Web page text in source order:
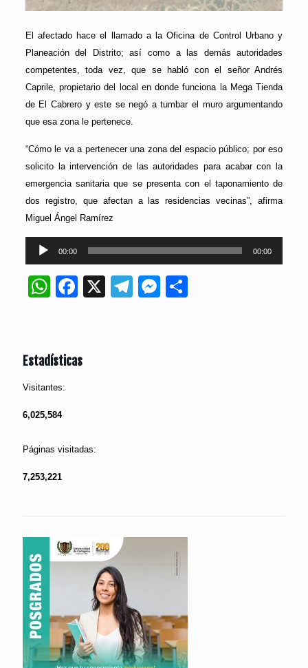
El afectado hace el llamado a la Oficina de Control Urbano y
Planeación del Distrito; así como a las demás autoridades
competentes, toda vez, que se habló con el señor Andrés
Caprile, propietario del local en donde funciona la Mega Tienda
de El Cabrero y este se negó a tumbar el muro argumentando
que esa zona le pertenece.
“Cómo le va a pertenecer una zona del espacio público; por eso
solicito la intervención de las autoridades para acabar con la
emergencia sanitaria que se presenta con el taponamiento de
dos registro, que afectan a las residencias vecinas”, afirma
Miguel Ángel Ramírez
Reproductor
audio
00:00 00:00
WhatsApp
Facebook
X Telegram
Messenger
Estadísticas
Visitantes:
6,025,584
Páginas visitadas:
7,253,221